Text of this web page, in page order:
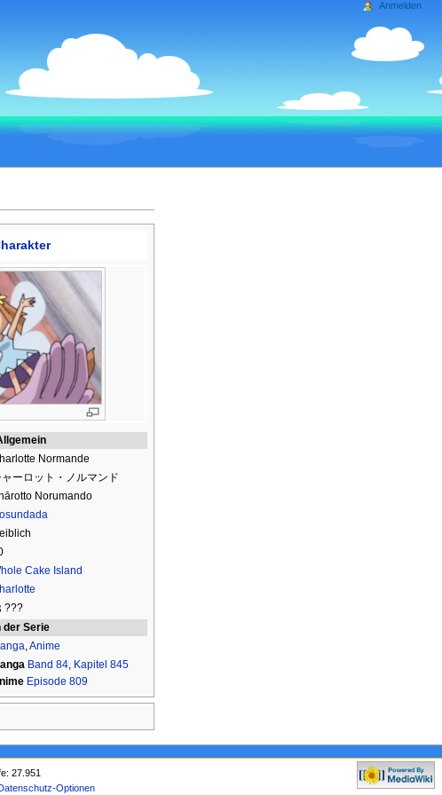
Normande
ャーロット・ノルマンド
Norumando
Cake Island
???
der Serie
Anime
Band 84, Kapitel 845
Episode 809
Anmelden
27.951
Optionen